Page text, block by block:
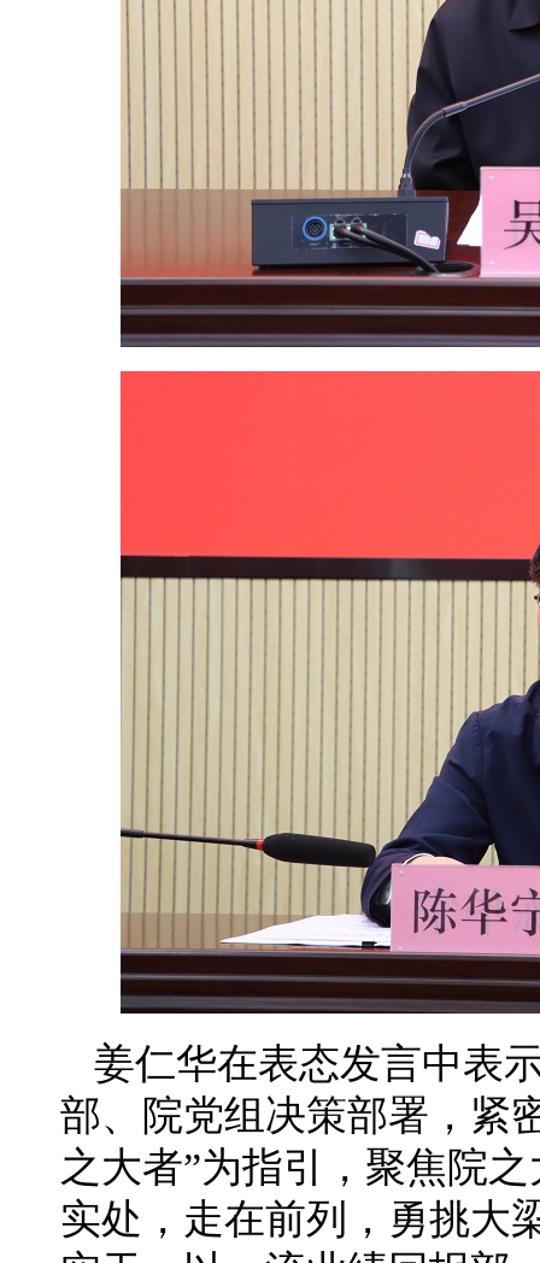
姜仁华在表态发言中表
部、院党组决策部署，紧
之大者”为指引，聚焦院
实处，走在前列，勇挑大